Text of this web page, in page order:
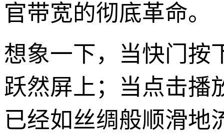
官带宽的彻底革命。
想象一下，当快门按
跃然屏上；当点击播
已经如丝绸般顺滑地